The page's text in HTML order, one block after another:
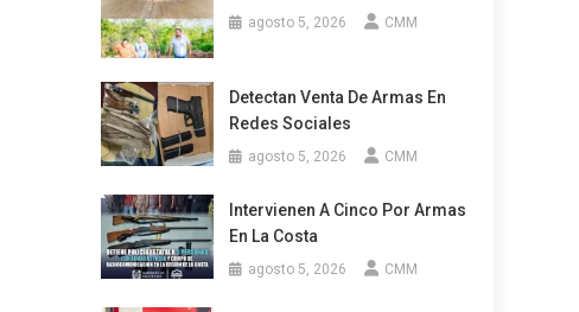
agosto 5, 2026 CMM
Detectan Venta De Armas En
Redes Sociales
agosto 5, 2026 CMM
Intervienen A Cinco Por Armas
En La Costa
agosto 5, 2026 CMM